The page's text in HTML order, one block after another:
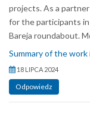
projects. As a
for the participants
Bareja roundabout.
Summary of the
18 LIPCA 2024
Odpowiedz